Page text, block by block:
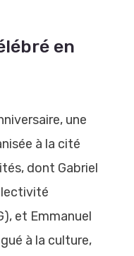
en
une
à la cité
dont Gabriel
et Emmanuel
à la culture,